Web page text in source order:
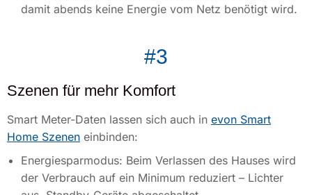
damit abends keine Energie vom Netz benötigt wird.
#3
Szenen für mehr Komfort
Smart Meter-Daten lassen sich auch in evon Smart
Home Szenen einbinden:
Energiesparmodus: Beim Verlassen des Hauses wird
der Verbrauch auf ein Minimum reduziert – Lichter